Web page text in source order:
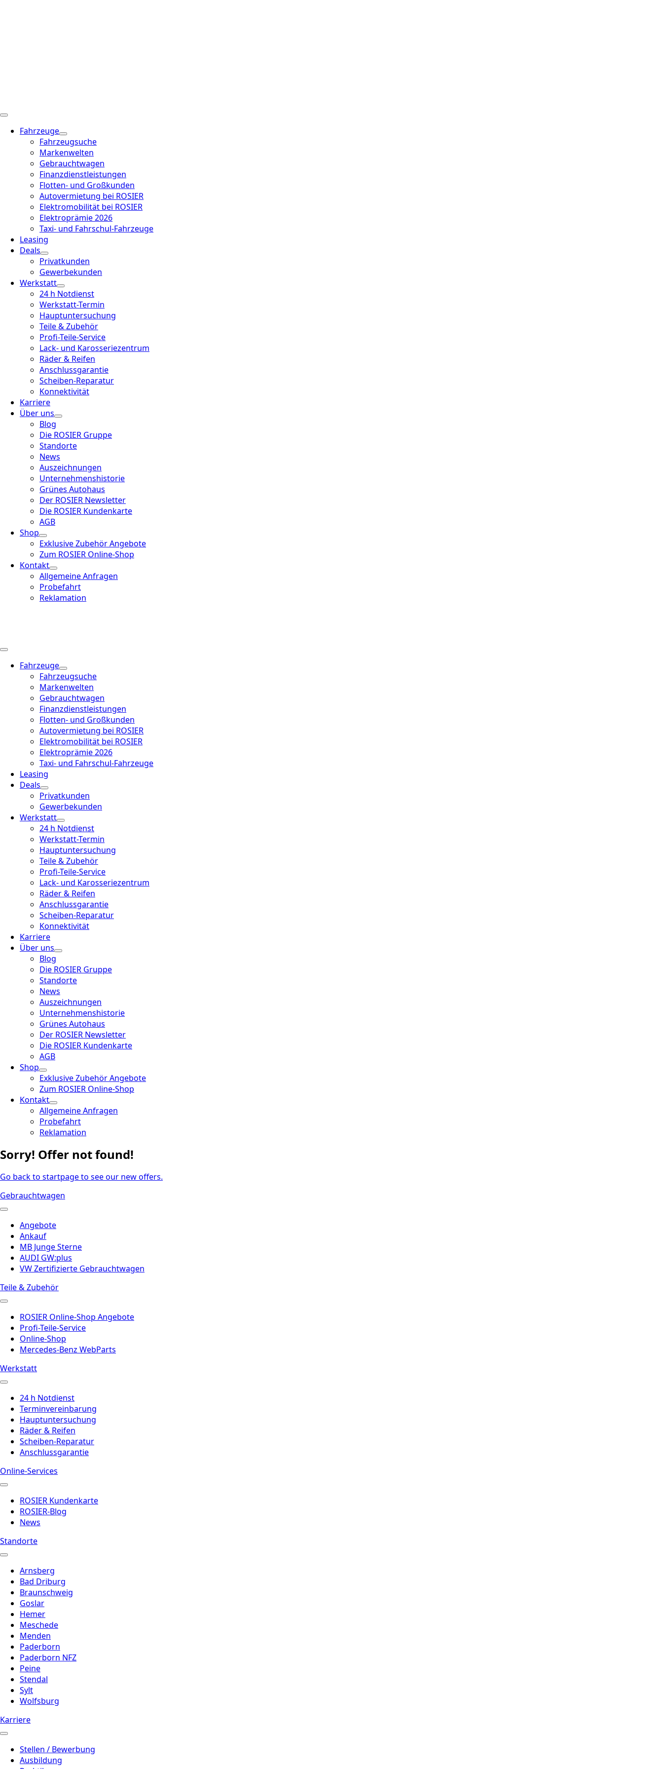
Fahrzeuge
Fahrzeugsuche
Markenwelten
Gebrauchtwagen
Finanzdienstleistungen
Flotten- und Großkunden
Autovermietung bei ROSIER
Elektromobilität bei ROSIER
Elektroprämie 2026
Taxi- und Fahrschul-Fahrzeuge
Leasing
Deals
Privatkunden
Gewerbekunden
Werkstatt
24 h Notdienst
Werkstatt-Termin
Hauptuntersuchung
Teile & Zubehör
Profi-Teile-Service
Lack- und Karosseriezentrum
Räder & Reifen
Anschlussgarantie
Scheiben-Reparatur
Konnektivität
Karriere
Über uns
Blog
Die ROSIER Gruppe
Standorte
News
Auszeichnungen
Unternehmenshistorie
Grünes Autohaus
Der ROSIER Newsletter
Die ROSIER Kundenkarte
AGB
Shop
Exklusive Zubehör Angebote
Zum ROSIER Online-Shop
Kontakt
Allgemeine Anfragen
Probefahrt
Reklamation
Fahrzeuge
Fahrzeugsuche
Markenwelten
Gebrauchtwagen
Finanzdienstleistungen
Flotten- und Großkunden
Autovermietung bei ROSIER
Elektromobilität bei ROSIER
Elektroprämie 2026
Taxi- und Fahrschul-Fahrzeuge
Leasing
Deals
Privatkunden
Gewerbekunden
Werkstatt
24 h Notdienst
Werkstatt-Termin
Hauptuntersuchung
Teile & Zubehör
Profi-Teile-Service
Lack- und Karosseriezentrum
Räder & Reifen
Anschlussgarantie
Scheiben-Reparatur
Konnektivität
Karriere
Über uns
Blog
Die ROSIER Gruppe
Standorte
News
Auszeichnungen
Unternehmenshistorie
Grünes Autohaus
Der ROSIER Newsletter
Die ROSIER Kundenkarte
AGB
Shop
Exklusive Zubehör Angebote
Zum ROSIER Online-Shop
Kontakt
Allgemeine Anfragen
Probefahrt
Reklamation
Sorry! Offer not found!
Go back to startpage to see our new offers.
Gebrauchtwagen
Angebote
Ankauf
MB Junge Sterne
AUDI GW:plus
VW Zertifizierte Gebrauchtwagen
Teile & Zubehör
ROSIER Online-Shop Angebote
Profi-Teile-Service
Online-Shop
Mercedes-Benz WebParts
Werkstatt
24 h Notdienst
Terminvereinbarung
Hauptuntersuchung
Räder & Reifen
Scheiben-Reparatur
Anschlussgarantie
Online-Services
ROSIER Kundenkarte
ROSIER-Blog
News
Standorte
Arnsberg
Bad Driburg
Braunschweig
Goslar
Hemer
Meschede
Menden
Paderborn
Paderborn NFZ
Peine
Stendal
Sylt
Wolfsburg
Karriere
Stellen / Bewerbung
Ausbildung